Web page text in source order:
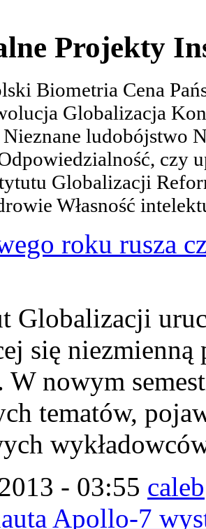
Projekty
Biometria Cena
Globalizacja
ludobójstwo
czy
Globalizacji
Własność
roku rusza
Globalizacji
się
nowym
tematów,
- 03:55 caleb
Apollo-7